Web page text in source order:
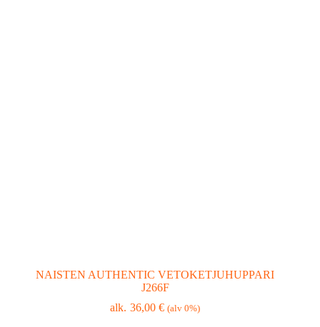
NAISTEN AUTHENTIC VETOKETJUHUPPARI
J266F
36,00€ (alv 0%)